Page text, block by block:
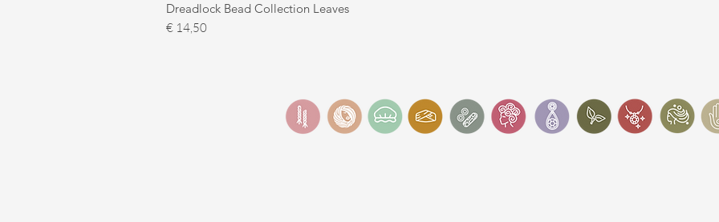
Dreadlock Bead Collection Leaves
Prijs
€ 14,50